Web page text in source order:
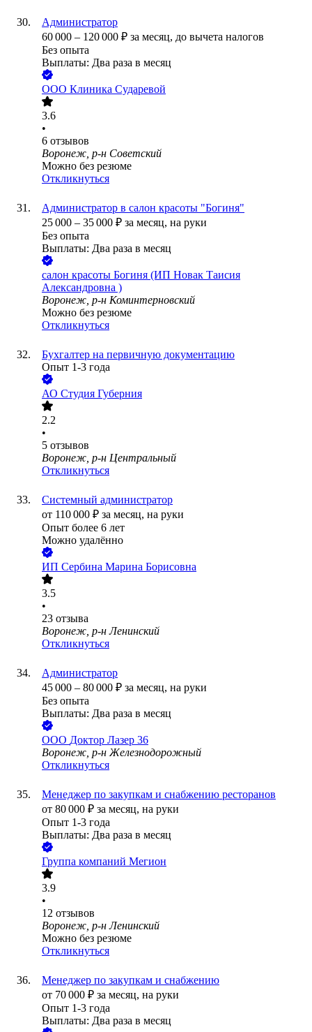
Администратор
60 000 – 120 000 ₽ за месяц, до вычета налогов
Без опыта
Выплаты: Два раза в месяц
ООО Клиника Сударевой
3.6
•
6 отзывов
Воронеж, р-н Советский
Можно без резюме
Откликнуться
Администратор в салон красоты "Богиня"
25 000 – 35 000 ₽ за месяц, на руки
Без опыта
Выплаты: Два раза в месяц
салон красоты Богиня (ИП Новак Таисия
Александровна )
Воронеж, р-н Коминтерновский
Можно без резюме
Откликнуться
Бухгалтер на первичную документацию
Опыт 1-3 года
АО Студия Губерния
2.2
•
5 отзывов
Воронеж, р-н Центральный
Откликнуться
Системный администратор
от 110 000 ₽ за месяц, на руки
Опыт более 6 лет
Можно удалённо
ИП Сербина Марина Борисовна
3.5
•
23 отзыва
Воронеж, р-н Ленинский
Откликнуться
Администратор
45 000 – 80 000 ₽ за месяц, на руки
Без опыта
Выплаты: Два раза в месяц
ООО Доктор Лазер 36
Воронеж, р-н Железнодорожный
Откликнуться
Менеджер по закупкам и снабжению ресторанов
от 80 000 ₽ за месяц, на руки
Опыт 1-3 года
Выплаты: Два раза в месяц
Группа компаний Мегион
3.9
•
12 отзывов
Воронеж, р-н Ленинский
Можно без резюме
Откликнуться
Менеджер по закупкам и снабжению
от 70 000 ₽ за месяц, на руки
Опыт 1-3 года
Выплаты: Два раза в месяц